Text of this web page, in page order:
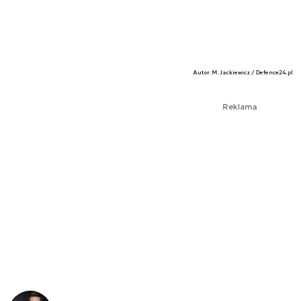
Autor. M. Jackiewicz / Defence24.pl
Reklama